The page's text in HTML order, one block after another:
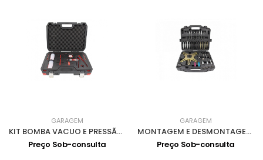
GARAGEM
KIT BOMBA VACUO E PRESSÃO 3049
Preço Sob-consulta
GARAGEM
MONTAGEM E DESMONTAGEM EMBRAIAGENS 3112
Preço Sob-consulta